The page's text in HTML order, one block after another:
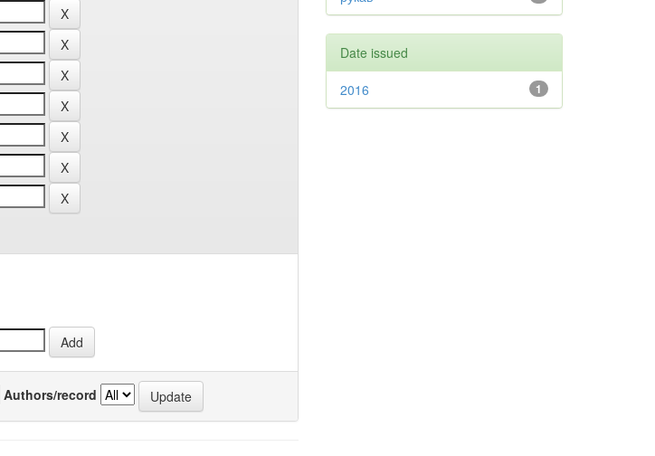
Authors/record
Date issued
1
2016